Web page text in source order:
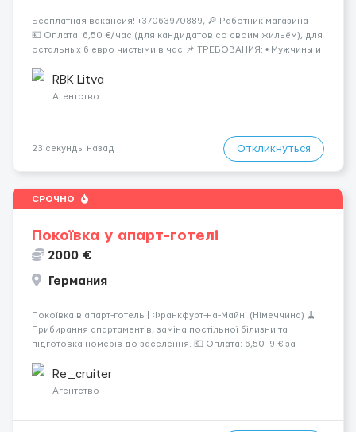
Бесплатная вакансия! +37063970889, 🔎 Работник магазина
💶 Оплата: 6,50 €/час (для кандидатов со своим жильём), для
остальных 6 евро чистыми в час 📌 ТРЕБОВАНИЯ: • Мужчины и
работать &bul...
RBK Litva
Агентство
23 секунды назад Откликнуться
СРОЧНО
Покоївка у апарт-готелі
2000 €
Германия
Покоївка в апарт-готель | Франкфурт-на-Майні (Німеччина) 🧹
Прибирання апартаментів, заміна постільної білизни та
підготовка номерів до заселення. 💶 Оплата: 6,50–9 € за
близько 2000 € на місяць (після вирахув...
Re_cruiter
Агентство